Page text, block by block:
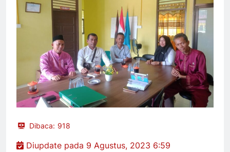
Dibaca: 918
Diupdate pada 9 Agustus, 2023 6:59